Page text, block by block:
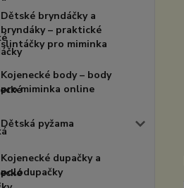
Dětské bryndáčky a
bryndáky – praktické
slintáčky pro miminka
Kojenecké body – body
pro miminka online
Dětská pyžama
Kojenecké dupačky a
polodupačky